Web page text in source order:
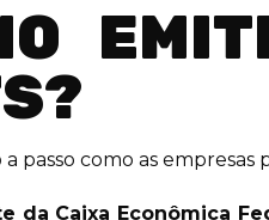
a passo como as
da Caixa Econômica